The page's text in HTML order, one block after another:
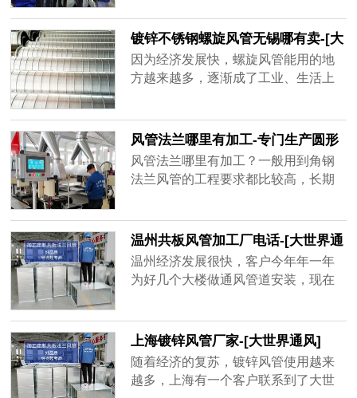
家偷工减料已成常态，比如客户要求
用1mm的板材做，实际到手可能是0.6
厚、0.8厚，看似价格实惠，在实际使
用过程中容易出现状况，运送带粉尘
技术不......
镀锌不锈钢螺旋风管无锡哪有卖-[大
世界]
因为经济发展快，螺旋风管能用的地
方越来越多，逐渐成了工业、生活上
厂家也跟着变多，但是质量可能比不
了品牌厂家，大世界通风作为行业内
品牌厂家，精益求精的品质顺应客户
对螺旋风管质量上的要求。
风管法兰哪里有加工-专门生产圆形
矩形风管法兰[大世界通风]
风管法兰哪里有加工？一般用到角钢
法兰风管的工程要求都比较高，长期
大的作用。
温州共板风管加工厂电话-[大世界通
风]
温州经济发展很快，客户今年年一年
为好几个大楼做通风管道安装，现在
大一点的地方用角钢法兰风管，共板
风管为了不影响到后期使用效果，需
要增强共板风管密封性、抗压强度，
质量好的共板风管不容易坏，不会漏
上海镀锌风管厂家-[大世界通风]
随着经济的复苏，镀锌风管使用越来
越多，上海有一个客户联系到了大世